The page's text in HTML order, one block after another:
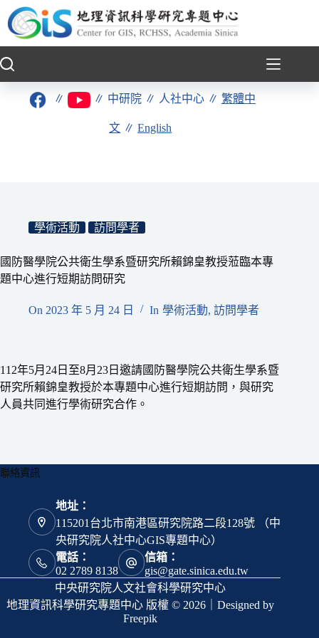
至
要
∥ ∥ 中研院 ∥ 人社中心 ∥繁體中
文 ∥English
學術活動 訪問學者
國防醫學院公共衛生學系暨研究所賴錦皇教授蒞臨本專
題中心進行短期訪問研究
On 2023 年 5 月 24 日 In 學術活動, 訪問學者
112年5月24日至8月23日邀請國防醫學院公共衛生學系暨
研究所賴錦皇教授於本專題中心進行短期訪問，與研究
人員共同進行學術研究合作。
聯絡資訊
地址：
115201台北市南港區研究院路二段128號 （中
央研究院人社中心GIS專題中心）
電話：
02 2789 8138
信箱：
gis@gate.sinica.edu.tw
中央研究院人文社會科學研究中心
地理資訊科學研究專題中心 版權 © 2026｜Designed by
Freepik